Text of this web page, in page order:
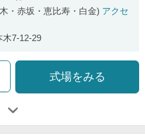
・赤坂・恵比寿・白金) アクセ
7-12-29
式場をみる